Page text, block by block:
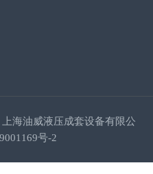
上海油威液压成套设备有限公
号-2